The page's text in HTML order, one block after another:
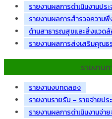
รายงานผลการดำเนินงานปร
รายงานผลการสำรวจความ
ด้านสาธารณสุขและสิ่งแวด
รายงานผลการส่งเสริมคุณธ
รายงานท
รายงานงบทดลอง
รายงานรายรับ – รายจ่ายปร
รายงานผลการดำเนินงานจ่า